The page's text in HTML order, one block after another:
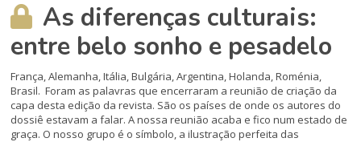
As diferenças culturais:
entre belo sonho e pesadelo
França, Alemanha, Itália, Bulgária, Argentina, Holanda, Roménia,
Brasil. Foram as palavras que encerraram a reunião de criação da
capa desta edição da revista. São os países de onde os autores do
dossiê estavam a falar. A nossa reunião acaba e fico num estado de
graça. O nosso grupo é o símbolo, a ilustração perfeita das